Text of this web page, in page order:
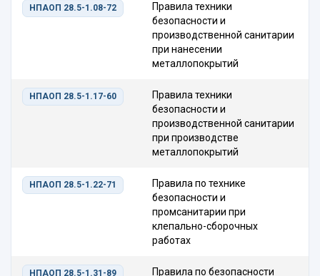
НПАОП 28.5-1.08-72
Правила техники
безопасности и
производственной санитарии
при нанесении
металлопокрытий
НПАОП 28.5-1.17-60
Правила техники
безопасности и
производственной санитарии
при производстве
металлопокрытий
НПАОП 28.5-1.22-71
Правила по технике
безопасности и
промсанитарии при
клепально-сборочных
работах
НПАОП 28.5-1.31-89 Правила по безопасности